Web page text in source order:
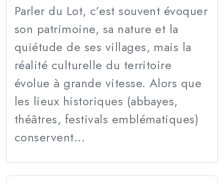
Parler du Lot, c’est souvent évoquer
son patrimoine, sa nature et la
quiétude de ses villages, mais la
réalité culturelle du territoire
évolue à grande vitesse. Alors que
les lieux historiques (abbayes,
théâtres, festivals emblématiques)
conservent...